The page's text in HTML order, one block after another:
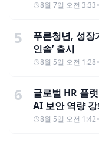
8월 7일 오전 3:33
5
푸른청년, 성장
인솔’ 출시
8월 5일 오전 1:28
6
글로벌 HR 플
AI 보안 역량
8월 5일 오전 1:42